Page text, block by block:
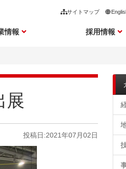
サイトマップ
情報 採用情報
展
投稿日:2021年07月02日